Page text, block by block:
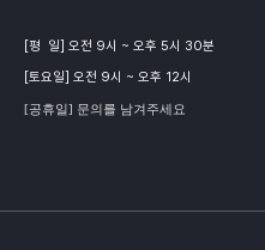
[평 일] 오전 9시 ~ 오후 5시 30분
[토요일] 오전 9시 ~ 오후 12시
[공휴일] 문의를 남겨주세요